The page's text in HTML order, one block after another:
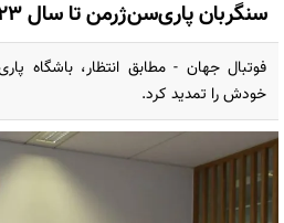
سنگربان پاری‌سن‌ژرمن تا سال ۲۰۲۳ در تیمش ماندنی شد
فوتبال جهان - مطابق انتظار، باشگاه
خودش را تمدید کرد.